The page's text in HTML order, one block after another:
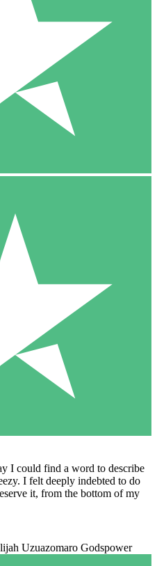
I could find a word to describe
I felt deeply indebted to do
it, from the bottom of my
Uzuazomaro Godspower